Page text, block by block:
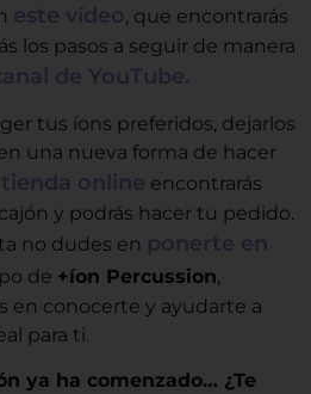
este vídeo, que encontrarás
los pasos a seguir de manera
de YouTube.
tus íons preferidos, dejarlos
una nueva forma de hacer
tienda online encontrarás
y podrás hacer tu pedido.
no dudes en ponerte en
de +íon Percussion,
en conocerte y ayudarte a
para ti.
ya ha comenzado… ¿Te